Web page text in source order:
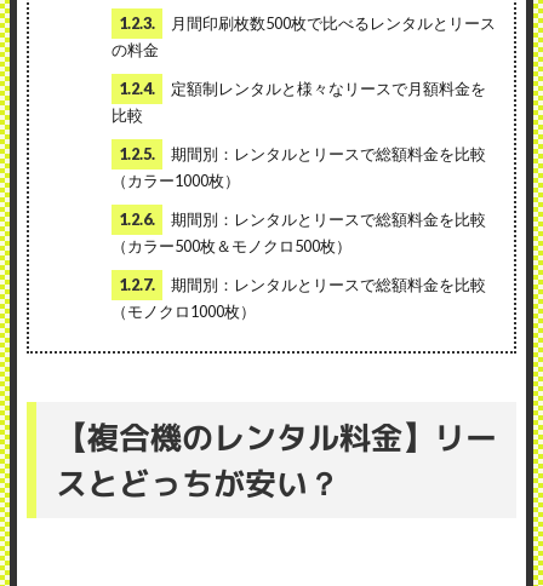
1.2.3.
月間印刷枚数500枚で比べるレンタルとリース
の料金
1.2.4.
定額制レンタルと様々なリースで月額料金を
比較
1.2.5.
期間別：レンタルとリースで総額料金を比較
（カラー1000枚）
1.2.6.
期間別：レンタルとリースで総額料金を比較
（カラー500枚＆モノクロ500枚）
1.2.7.
期間別：レンタルとリースで総額料金を比較
（モノクロ1000枚）
【複合機のレンタル料金】リー
スとどっちが安い？